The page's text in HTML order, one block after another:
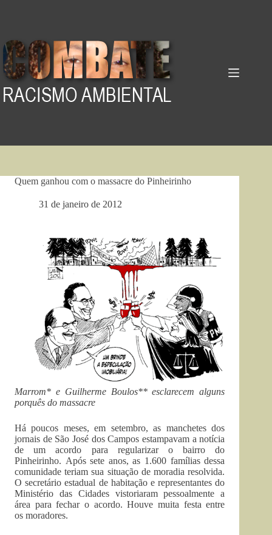
Quem ganhou com o massacre do Pinheirinho
31 de janeiro de 2012
Marrom* e Guilherme Boulos** esclarecem alguns
porquês do massacre
Há poucos meses, em setembro, as manchetes dos
jornais de São José dos Campos estampavam a notícia
de um acordo para regularizar o bairro do
Pinheirinho. Após sete anos, as 1.600 famílias dessa
comunidade teriam sua situação de moradia resolvida.
O secretário estadual de habitação e representantes do
Ministério das Cidades vistoriaram pessoalmente a
área para fechar o acordo. Houve muita festa entre
os moradores.